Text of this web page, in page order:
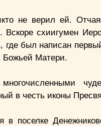
не верил ей.
схиигумен
был написан
Божьей Матери.
в честь иконы
в поселке